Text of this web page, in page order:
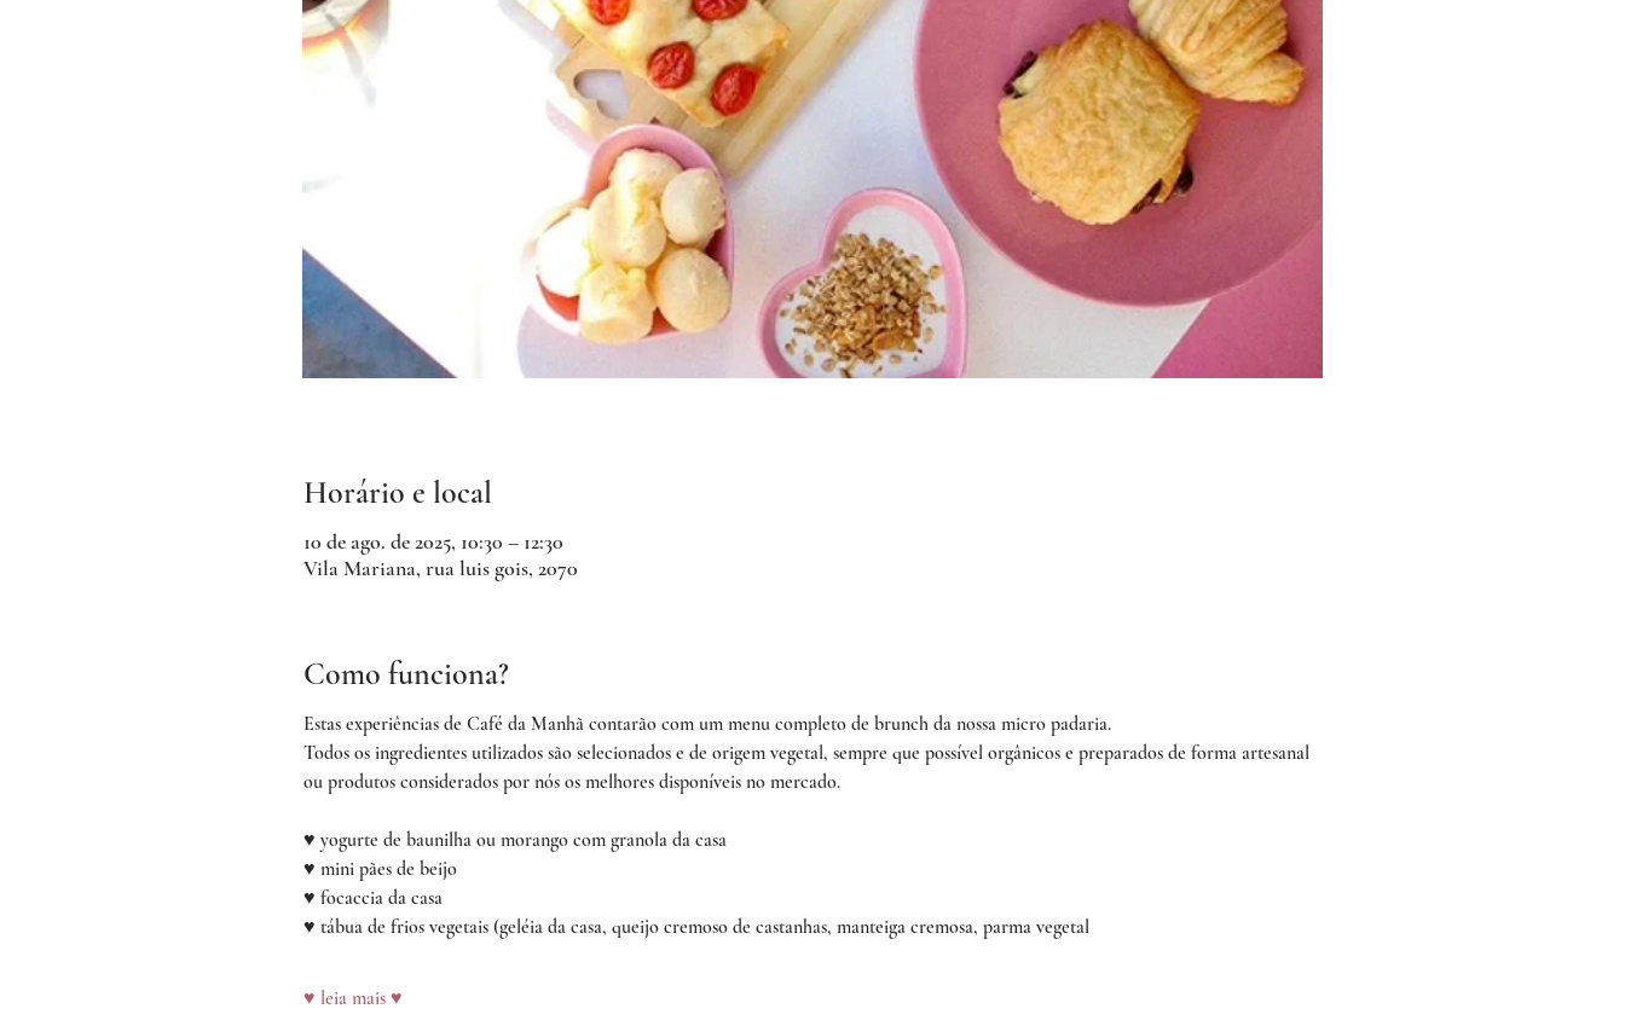
Horário e local
10 de ago. de 2025, 10:30 – 12:30
Vila Mariana, rua luis gois, 2070
Como funciona?
Estas experiências de Café da Manhã contarão com um menu completo de brunch da nossa micro padaria.
Todos os ingredientes utilizados são selecionados e de origem vegetal, sempre que possível orgânicos e preparados de forma artesanal
ou produtos considerados por nós os melhores disponíveis no mercado.
♥ yogurte de baunilha ou morango com granola da casa
♥ mini pães de beijo
♥ focaccia da casa
♥ tábua de frios vegetais (geléia da casa, queijo cremoso de castanhas, manteiga cremosa, parma vegetal
♥ leia mais ♥